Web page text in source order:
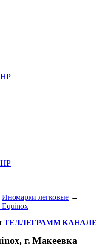
Иномарки легковые →
Equinox
ТЕЛЛЕГРАММ КАНАЛЕ
г. Макеевка